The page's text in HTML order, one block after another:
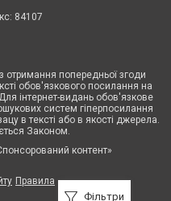
Фільтри
84107
отримання попередньої згоди
обов'язкового посилання на
інтернет-видань обов'язкове
систем гіперпосилання
в тексті або в якості джерела.
Законом.
контент»
Правила